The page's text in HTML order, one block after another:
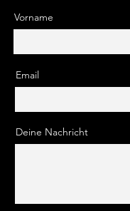
Vorname
Email
Deine Nachricht